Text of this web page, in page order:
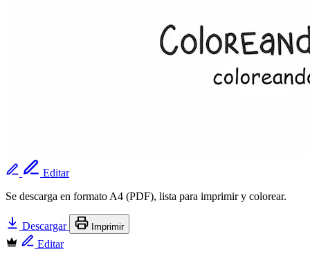
Editar
Se descarga en formato A4 (PDF), lista para imprimir y colorear.
Descargar Imprimir
Editar